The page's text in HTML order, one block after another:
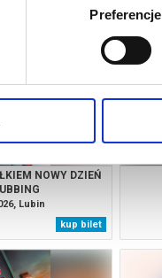
Preferencje
NOWY DZIEŃ
Lubin
kup bilet